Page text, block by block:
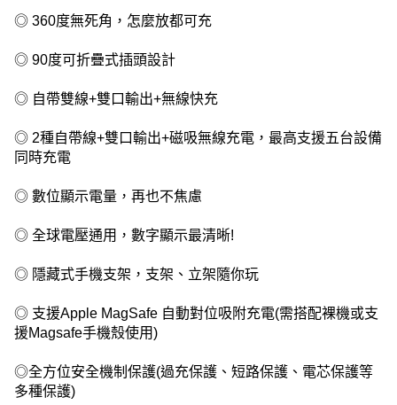
◎ 360度無死角，怎麼放都可充
◎ 90度可折疊式插頭設計
◎ 自帶雙線+雙口輸出+無線快充
◎ 2種自帶線+雙口輸出+磁吸無線充電，最高支援五台設備
同時充電
◎ 數位顯示電量，再也不焦慮
◎ 全球電壓通用，數字顯示最清晰!
◎ 隱藏式手機支架，支架、立架隨你玩
◎ 支援Apple MagSafe 自動對位吸附充電(需搭配裸機或支
援Magsafe手機殼使用)
◎全方位安全機制保護(過充保護、短路保護、電芯保護等
多種保護)